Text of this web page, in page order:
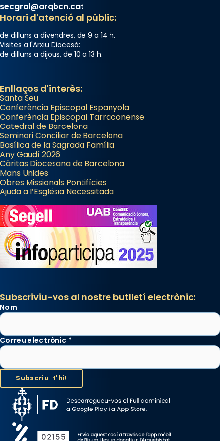
secgral@arqbcn.cat
Horari d'atenció al públic:
de dilluns a divendres, de 9 a 14 h.
Visites a l'Arxiu Diocesà:
de dilluns a dijous, de 10 a 13 h.
Enllaços d'interès:
Santa Seu
Conferència Episcopal Espanyola
Conferència Episcopal Tarraconense
Catedral de Barcelona
Seminari Conciliar de Barcelona
Basílica de la Sagrada Família
Any Gaudí 2026
Càritas Diocesana de Barcelona
Mans Unides
Obres Missionals Pontifícies
Ajuda a l’Església Necessitada
Subscriviu-vos al nostre butlletí electrònic:
Nom
Correu electrònic *